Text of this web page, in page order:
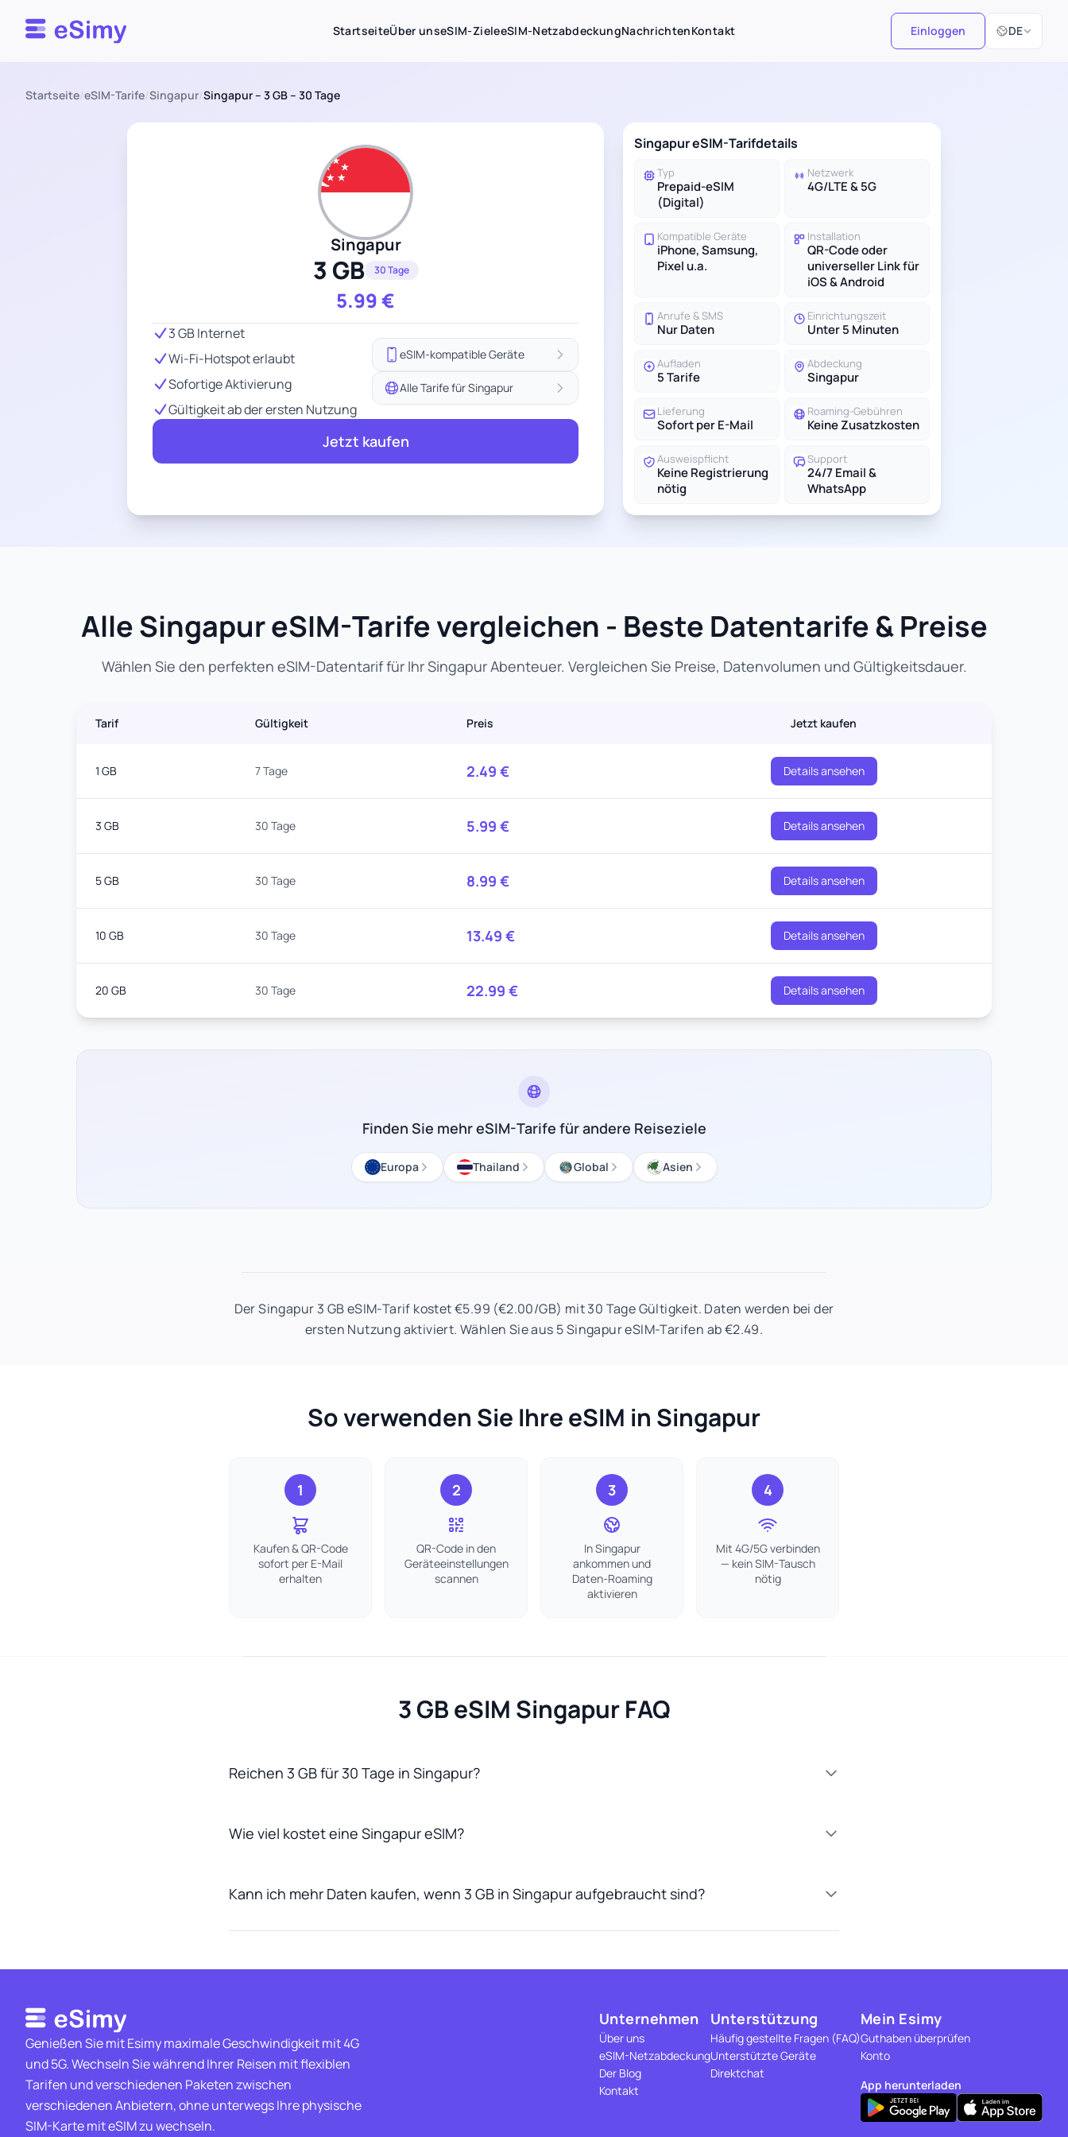
Esimy StartseiteÜber unseSIM-ZieleeSIM-NetzabdeckungNachrichtenKontakt Einloggen DE
Sprache
Startseite/eSIM-Tarife/Singapur/Singapur – 3 GB – 30 Tage
Singapur
3 GB 30 Tage
5.99€
3 GB Internet
Wi-Fi-Hotspot erlaubt
Sofortige Aktivierung
Gültigkeit ab der ersten Nutzung
eSIM-kompatible Geräte
Alle Tarife für Singapur
Jetzt kaufen
Singapur eSIM-Tarifdetails
Typ
Prepaid-eSIM
(Digital)
Netzwerk
4G/LTE & 5G
Kompatible Geräte
iPhone, Samsung,
Pixel u.a.
Installation
QR-Code oder
universeller Link für
iOS & Android
Anrufe & SMS
Nur Daten
Einrichtungszeit
Unter 5 Minuten
Aufladen
5 Tarife
Abdeckung
Singapur
Lieferung
Sofort per E-Mail
Roaming-Gebühren
Keine Zusatzkosten
Ausweispflicht
Keine Registrierung
nötig
Support
24/7 Email &
WhatsApp
Alle Singapur eSIM-Tarife vergleichen - Beste Datentarife & Preise
Wählen Sie den perfekten eSIM-Datentarif für Ihr Singapur Abenteuer. Vergleichen Sie Preise, Datenvolumen und Gültigkeitsdauer.
Tarif Gültigkeit Preis Jetzt kaufen
1 GB 7 Tage 2.49 € Details ansehen
3 GB 30 Tage 5.99 € Details ansehen
5 GB 30 Tage 8.99 € Details ansehen
10 GB 30 Tage 13.49 € Details ansehen
20 GB 30 Tage 22.99 € Details ansehen
Finden Sie mehr eSIM-Tarife für andere Reiseziele
Europa Thailand Global Asien
Der Singapur 3 GB eSIM-Tarif kostet €5.99 (€2.00/GB) mit 30 Tage Gültigkeit. Daten werden bei der
ersten Nutzung aktiviert. Wählen Sie aus 5 Singapur eSIM-Tarifen ab €2.49.
So verwenden Sie Ihre eSIM in Singapur
1
Kaufen & QR-Code
sofort per E-Mail
erhalten
2
QR-Code in den
Geräteeinstellungen
scannen
3
In Singapur
ankommen und
Daten-Roaming
aktivieren
4
Mit 4G/5G verbinden
— kein SIM-Tausch
nötig
3 GB eSIM Singapur FAQ
Reichen 3 GB für 30 Tage in Singapur?
Wie viel kostet eine Singapur eSIM?
Kann ich mehr Daten kaufen, wenn 3 GB in Singapur aufgebraucht sind?
Genießen Sie mit Esimy maximale Geschwindigkeit mit 4G
und 5G. Wechseln Sie während Ihrer Reisen mit flexiblen
Tarifen und verschiedenen Paketen zwischen
verschiedenen Anbietern, ohne unterwegs Ihre physische
SIM-Karte mit eSIM zu wechseln.
Unternehmen
Über uns
eSIM-Netzabdeckung
Der Blog
Kontakt
Unterstützung
Häufig gestellte Fragen (FAQ)
Unterstützte Geräte
Direktchat
Mein Esimy
Guthaben überprüfen
Konto
App herunterladen